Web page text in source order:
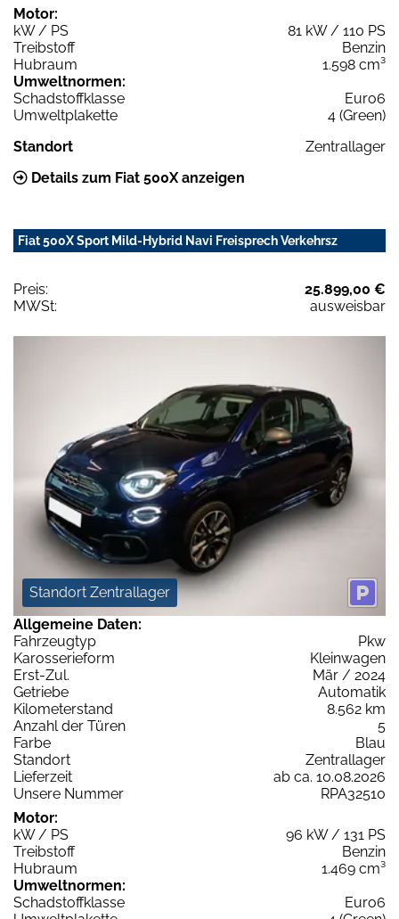
Motor:
kW / PS
81 kW / 110 PS
Treibstoff
Benzin
Hubraum
1.598 cm³
Umweltnormen:
Schadstoffklasse
Euro6
Umweltplakette
4 (Green)
Standort
Zentrallager
Details zum Fiat 500X anzeigen
Fiat 500X Sport Mild-Hybrid Navi Freisprech Verkehrsz
Preis:
25.899,00 €
MWSt:
ausweisbar
Standort Zentrallager
Allgemeine Daten:
Fahrzeugtyp
Pkw
Karosserieform
Kleinwagen
Erst-Zul.
Mär / 2024
Getriebe
Automatik
Kilometerstand
8.562 km
Anzahl der Türen
5
Farbe
Blau
Standort
Zentrallager
Lieferzeit
ab ca. 10.08.2026
Unsere Nummer
RPA32510
Motor:
kW / PS
96 kW / 131 PS
Treibstoff
Benzin
Hubraum
1.469 cm³
Umweltnormen:
Schadstoffklasse
Euro6